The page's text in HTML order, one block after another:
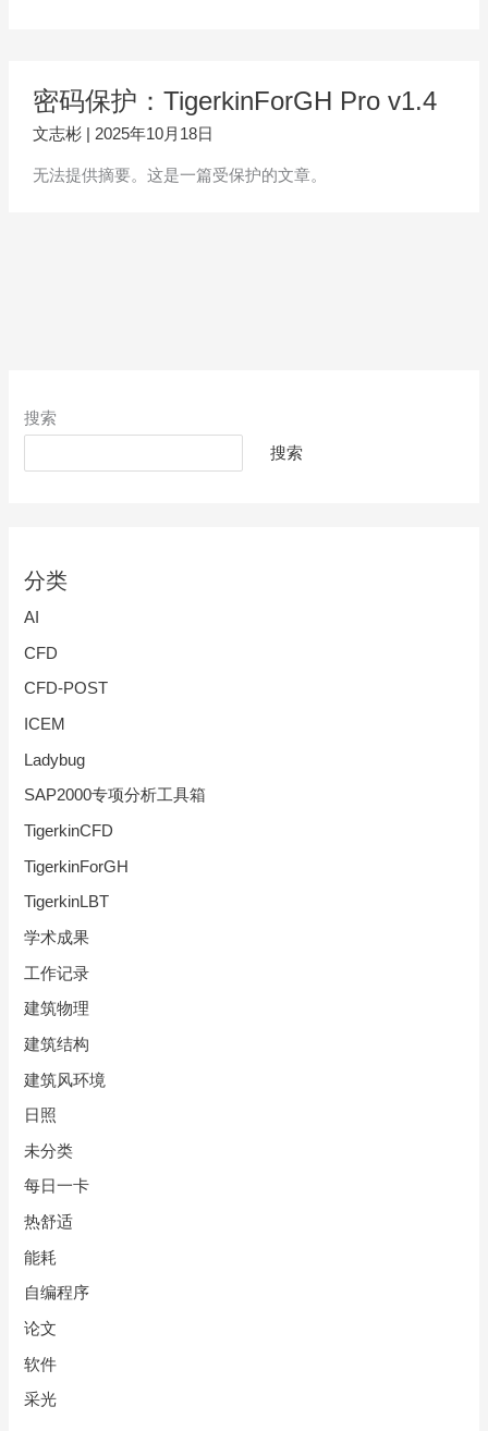
密码保护：TigerkinForGH Pro v1.4
文志彬 2025年10月18日
无法提供摘要。这是一篇受保护的文章。
搜索
搜索
分类
AI
CFD
CFD-POST
ICEM
Ladybug
SAP2000专项分析工具箱
TigerkinCFD
TigerkinForGH
TigerkinLBT
学术成果
工作记录
建筑物理
建筑结构
建筑风环境
日照
未分类
每日一卡
热舒适
能耗
自编程序
论文
软件
采光